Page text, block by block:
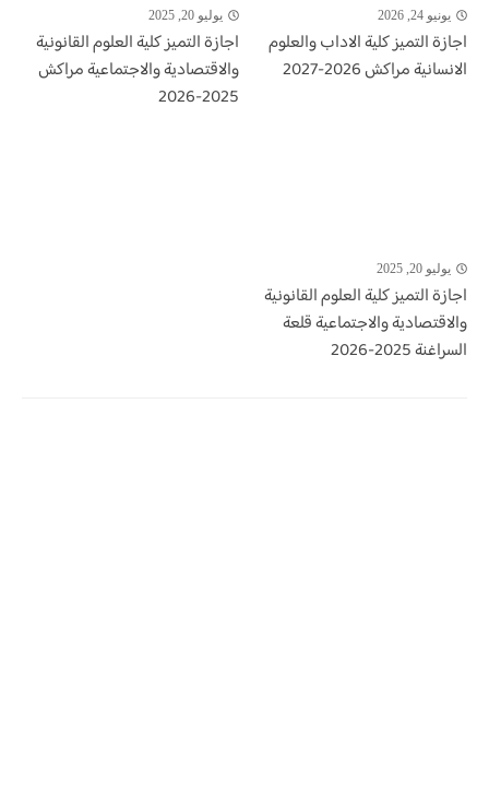
يونيو 24, 2026
اجازة التميز كلية الاداب والعلوم
الانسانية مراكش 2026-2027
يوليو 20, 2025
اجازة التميز كلية العلوم القانونية
والاقتصادية والاجتماعية مراكش
2025-2026
يوليو 20, 2025
اجازة التميز كلية العلوم القانونية
والاقتصادية والاجتماعية قلعة
السراغنة 2025-2026